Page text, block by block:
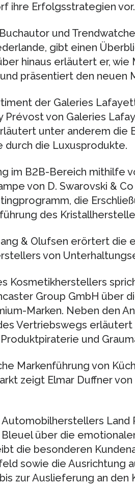
ihre Erfolgsstrategien vor.
und
gibt einen
hinaus erläutert er, wie
präsentiert den neuen
der Galeries
Prévost von Galeries
unter anderem die
durch die Luxusprodukte.
im B2B-Bereich mithilfe
von D. Swarovski &
die
des
& Olufsen erörtert die
von
Kosmetikherstellers
Group GmbH über
Marken. Neben den
Vertriebswegs erläutert
und
Markenführung von
zeigt Elmar Duffner
Land
über die
die besonderen
sowie die Ausrichtung
zur Auslieferung an den